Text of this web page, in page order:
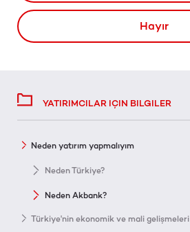
Hayır
YATIRIMCILAR IÇIN BILGILER
Neden yatırım yapmalıyım
Neden Türkiye?
Neden Akbank?
Türkiye'nin ekonomik ve mali gelişmeleri